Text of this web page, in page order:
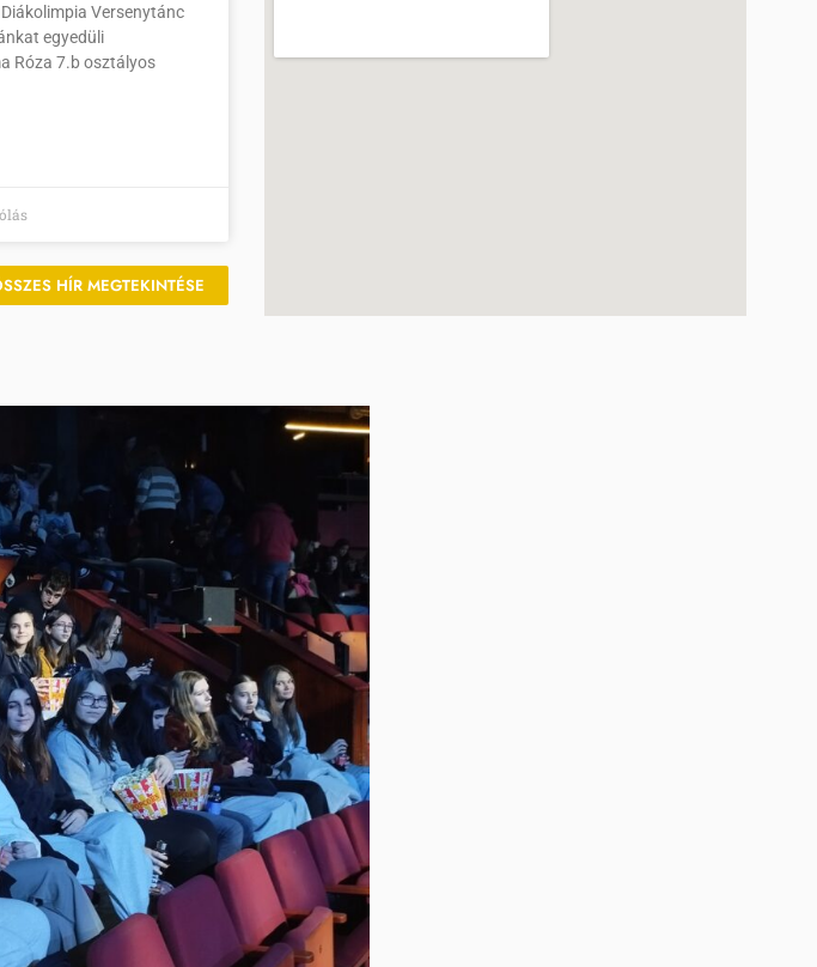
Versenytánc
egyedüli
Róza 7.b osztályos
HÍR MEGTEKINTÉSE